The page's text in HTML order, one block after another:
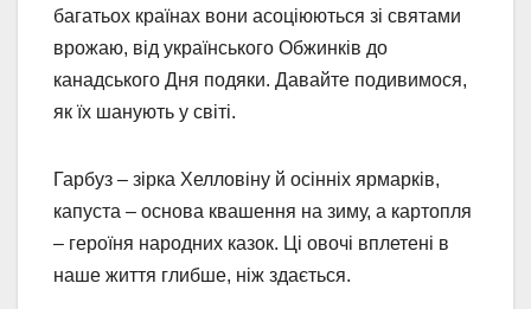
багатьох країнах вони асоціюються зі святами
врожаю, від українського Обжинків до
канадського Дня подяки. Давайте подивимося,
як їх шанують у світі.
Гарбуз – зірка Хелловіну й осінніх ярмарків,
капуста – основа квашення на зиму, а картопля
– героїня народних казок. Ці овочі вплетені в
наше життя глибше, ніж здається.